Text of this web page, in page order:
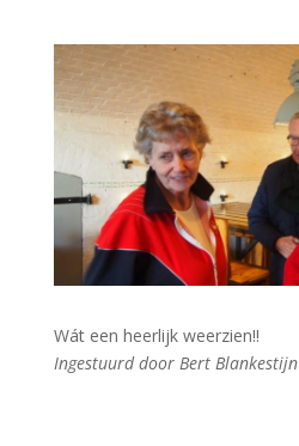
Wát een heerlijk weerzien!!
Ingestuurd door Bert Blankestijn